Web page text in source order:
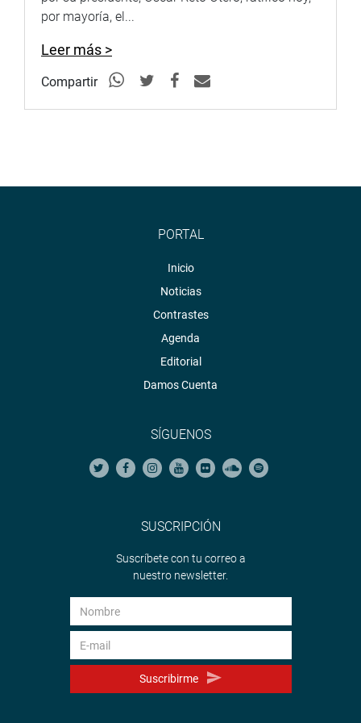
por mayoría, el...
Leer más >
Compartir
PORTAL
Inicio
Noticias
Contrastes
Agenda
Editorial
Damos Cuenta
SÍGUENOS
SUSCRIPCIÓN
Suscríbete con tu correo a
nuestro newsletter.
Suscribirme